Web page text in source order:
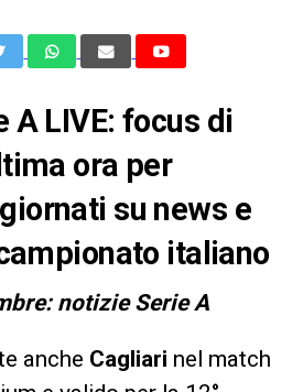
A LIVE: focus di
ora per
su news e
italiano
notizie Serie A
anche Cagliari nel match